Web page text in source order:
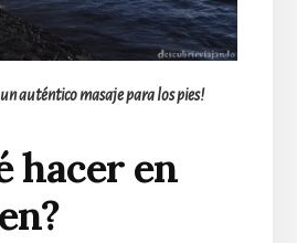
auténtico masaje para los pies!
hacer en
?